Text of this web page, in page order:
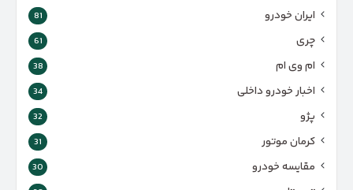
ایران خودرو 81
چری 61
ام وی ام 38
اخبار خودرو داخلی 34
پژو 32
کرمان موتور 31
مقایسه خودرو 30